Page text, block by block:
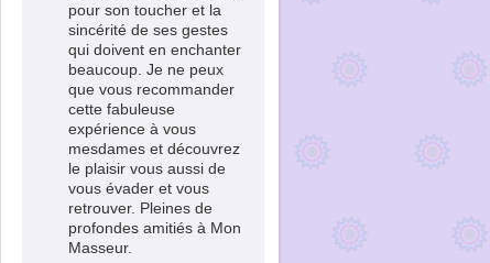
pour son toucher et la
sincérité de ses gestes
qui doivent en enchanter
beaucoup. Je ne peux
que vous recommander
cette fabuleuse
expérience à vous
mesdames et découvrez
le plaisir vous aussi de
vous évader et vous
retrouver. Pleines de
profondes amitiés à Mon
Masseur.